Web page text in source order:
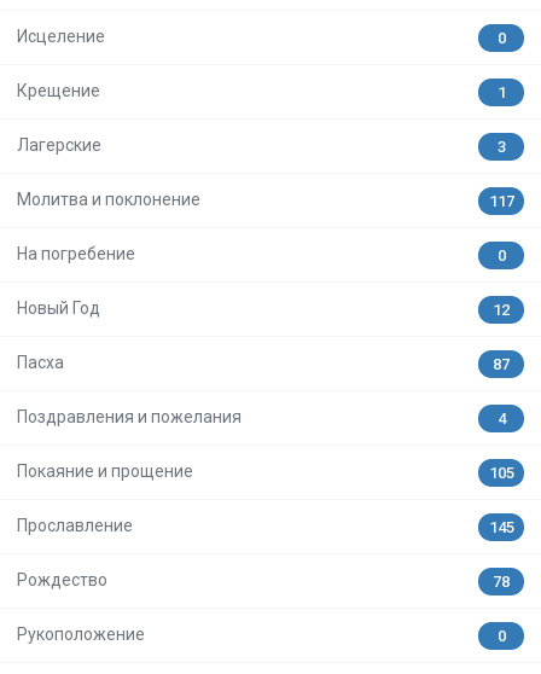
Исцеление 0
Крещение 1
Лагерские 3
Молитва и поклонение 117
На погребение 0
Новый Год 12
Пасха 87
Поздравления и пожелания 4
Покаяние и прощение 105
Прославление 145
Рождество 78
Рукоположение 0